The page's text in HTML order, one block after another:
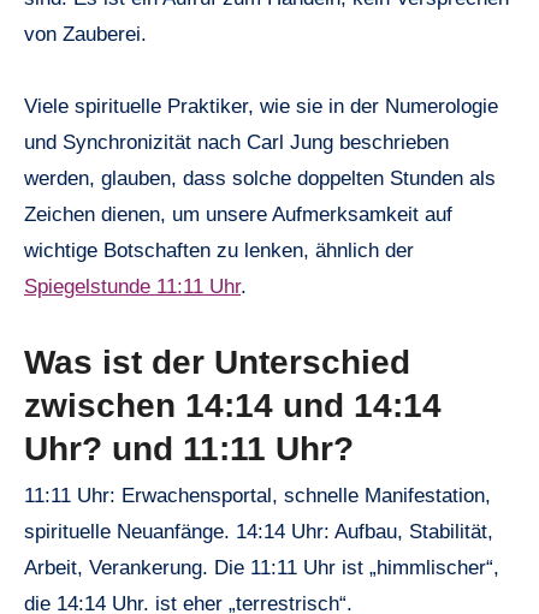
von Zauberei.
Viele spirituelle Praktiker, wie sie in der Numerologie
und Synchronizität nach Carl Jung beschrieben
werden, glauben, dass solche doppelten Stunden als
Zeichen dienen, um unsere Aufmerksamkeit auf
wichtige Botschaften zu lenken, ähnlich der
Spiegelstunde 11:11 Uhr.
Was ist der Unterschied
zwischen 14:14 und 14:14
Uhr? und 11:11 Uhr?
11:11 Uhr: Erwachensportal, schnelle Manifestation,
spirituelle Neuanfänge. 14:14 Uhr: Aufbau, Stabilität,
Arbeit, Verankerung. Die 11:11 Uhr ist „himmlischer“,
die 14:14 Uhr. ist eher „terrestrisch“.